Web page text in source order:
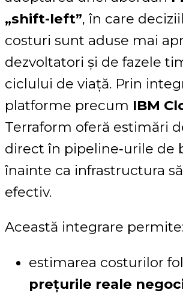
„shift-left”, în care
costuri sunt aduse mai
dezvoltatori și de fazele
ciclului de viață. Prin
platforme precum IBM
Terraform oferă estimări
direct în pipeline‑urile de
înainte ca infrastructura
efectiv.
Această integrare permite:
estimarea costurilor
prețurile reale